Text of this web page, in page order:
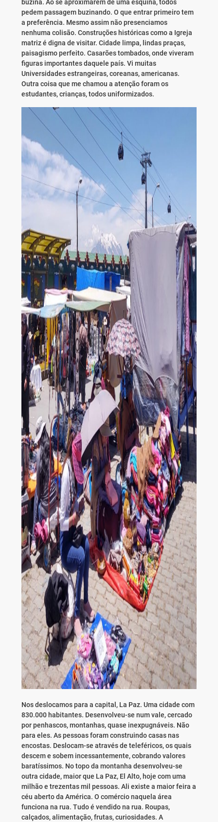
buzina. Ao se aproximarem de uma esquina, todos
pedem passagem buzinando. O que entrar primeiro tem
a preferência. Mesmo assim não presenciamos
nenhuma colisão. Construções históricas como a Igreja
matriz é digna de visitar. Cidade limpa, lindas praças,
paisagismo perfeito. Casarões tombados, onde viveram
figuras importantes daquele país. Vi muitas
Universidades estrangeiras, coreanas, americanas.
Outra coisa que me chamou a atenção foram os
estudantes, crianças, todos uniformizados.
Nos deslocamos para a capital, La Paz. Uma cidade com
830.000 habitantes. Desenvolveu-se num vale, cercado
por penhascos, montanhas, quase inexpugnáveis. Não
para eles. As pessoas foram construindo casas nas
encostas. Deslocam-se através de teleféricos, os quais
descem e sobem incessantemente, cobrando valores
baratíssimos. No topo da montanha desenvolveu-se
outra cidade, maior que La Paz, El Alto, hoje com uma
milhão e trezentas mil pessoas. Ali existe a maior feira a
céu aberto da América. O comércio naquela área
funciona na rua. Tudo é vendido na rua. Roupas,
calçados, alimentação, frutas, curiosidades. A